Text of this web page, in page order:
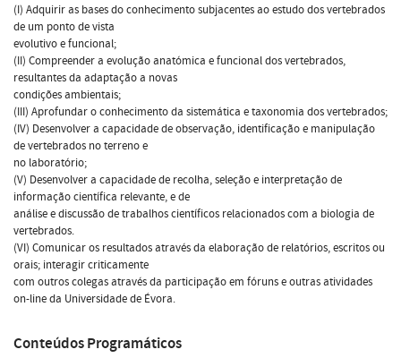
(I) Adquirir as bases do conhecimento subjacentes ao estudo dos vertebrados
de um ponto de vista
evolutivo e funcional;
(II) Compreender a evolução anatómica e funcional dos vertebrados,
resultantes da adaptação a novas
condições ambientais;
(III) Aprofundar o conhecimento da sistemática e taxonomia dos vertebrados;
(IV) Desenvolver a capacidade de observação, identificação e manipulação
de vertebrados no terreno e
no laboratório;
(V) Desenvolver a capacidade de recolha, seleção e interpretação de
informação científica relevante, e de
análise e discussão de trabalhos científicos relacionados com a biologia de
vertebrados.
(VI) Comunicar os resultados através da elaboração de relatórios, escritos ou
orais; interagir criticamente
com outros colegas através da participação em fóruns e outras atividades
on-line da Universidade de Évora.
Conteúdos Programáticos